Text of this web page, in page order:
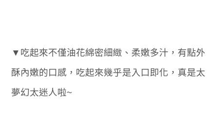
▼吃起來不僅油花綿密細緻、柔嫩多汁，有點外
酥內嫩的口感，吃起來幾乎是入口即化，真是太
夢幻太迷人啦~